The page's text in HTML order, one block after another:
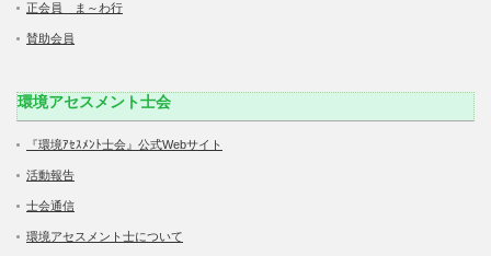
正会員 ま～わ行
賛助会員
環境アセスメント士会
『環境ｱｾｽﾒﾝﾄ士会』公式Webサイト
活動報告
士会通信
環境アセスメント士について